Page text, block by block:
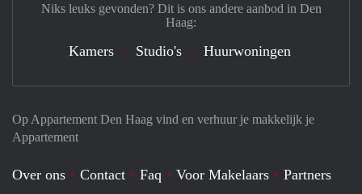
Op Appartement Den Haag vind en verhuur je makkelijk je
Appartement
Over ons Contact Faq Voor Makelaars Partners
Niks leuks gevonden? Dit is ons andere aanbod in Den
Haag:
Kamers Studio's Huurwoningen